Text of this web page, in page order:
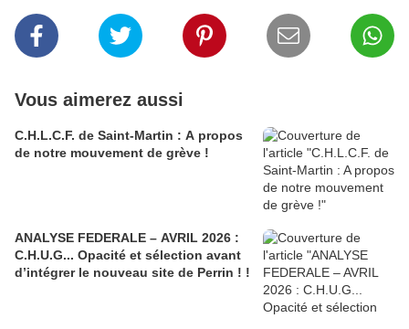
Vous aimerez aussi
C.H.L.C.F. de Saint-Martin : A propos
de notre mouvement de grève !
ANALYSE FEDERALE – AVRIL 2026 :
C.H.U.G... Opacité et sélection avant
d’intégrer le nouveau site de Perrin ! !